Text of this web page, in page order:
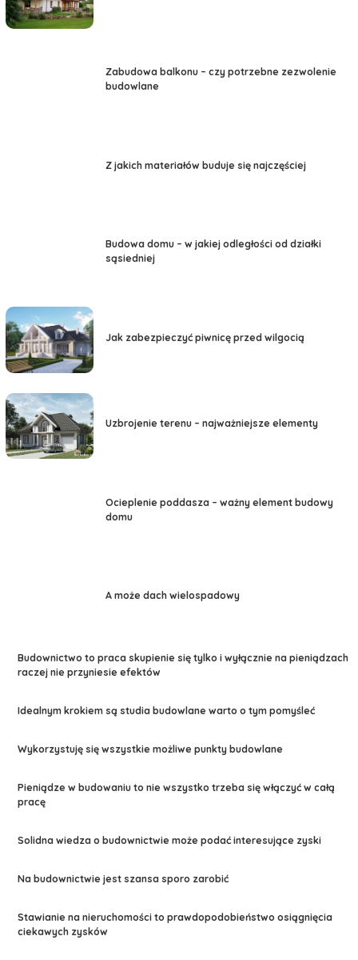
Zabudowa balkonu – czy potrzebne zezwolenie
budowlane
Z jakich materiałów buduje się najczęściej
Budowa domu – w jakiej odległości od działki
sąsiedniej
Jak zabezpieczyć piwnicę przed wilgocią
Uzbrojenie terenu – najważniejsze elementy
Ocieplenie poddasza – ważny element budowy
domu
A może dach wielospadowy
Budownictwo to praca skupienie się tylko i wyłącznie na pieniądzach
raczej nie przyniesie efektów
Idealnym krokiem są studia budowlane warto o tym pomyśleć
Wykorzystuję się wszystkie możliwe punkty budowlane
Pieniądze w budowaniu to nie wszystko trzeba się włączyć w całą
pracę
Solidna wiedza o budownictwie może podać interesujące zyski
Na budownictwie jest szansa sporo zarobić
Stawianie na nieruchomości to prawdopodobieństwo osiągnięcia
ciekawych zysków